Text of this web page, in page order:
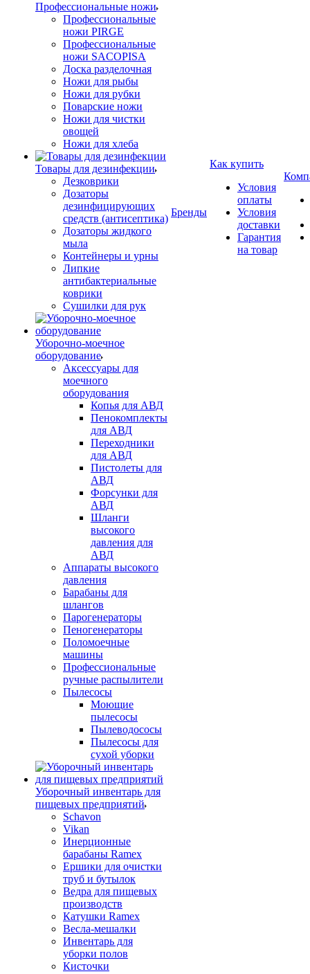
Профессиональные ножи
Профессиональные
ножи PIRGE
Профессиональные
ножи SACOPISA
Доска разделочная
Ножи для рыбы
Ножи для рубки
Поварские ножи
Ножи для чистки
овощей
Ножи для хлеба
Товары для дезинфекции
Дезковрики
Дозаторы
дезинфицирующих
средств (антисептика)
Дозаторы жидкого
мыла
Контейнеры и урны
Липкие
антибактериальные
коврики
Сушилки для рук
Уборочно-моечное
оборудование
Аксессуары для
моечного
оборудования
Копья для АВД
Пенокомплекты
для АВД
Переходники
для АВД
Пистолеты для
АВД
Форсунки для
АВД
Шланги
высокого
давления для
АВД
Аппараты высокого
давления
Барабаны для
шлангов
Парогенераторы
Пеногенераторы
Поломоечные
машины
Профессиональные
ручные распылители
Пылесосы
Моющие
пылесосы
Пылеводососы
Пылесосы для
сухой уборки
Уборочный инвентарь для
пищевых предприятий
Schavon
Vikan
Инерционные
барабаны Ramex
Ершики для очистки
труб и бутылок
Ведра для пищевых
производств
Катушки Ramex
Весла-мешалки
Инвентарь для
уборки полов
Кисточки
Бренды
Как купить
Условия
оплаты
Условия
доставки
Гарантия
на товар